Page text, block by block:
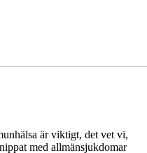
är viktigt, det vet vi,
med allmänsjukdomar